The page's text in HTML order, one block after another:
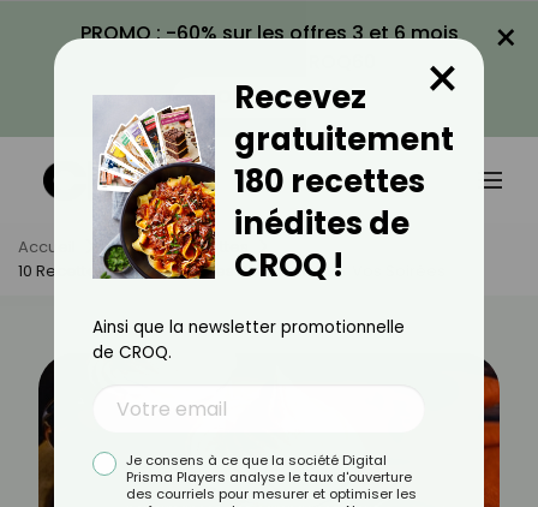
PROMO : -60% sur les offres 3 et 6 mois
VOIR LA PROMO
×
Accueil Actus
Recettes
10 Recettes Aphrodisiaques Pour Pimenter Vos Soirées
Recevez
gratuitement
180 recettes
inédites de
CROQ !
×
Ainsi que la newsletter promotionnelle
de CROQ.
Je consens à ce que la société Digital
Prisma Players analyse le taux d'ouverture
des courriels pour mesurer et optimiser les